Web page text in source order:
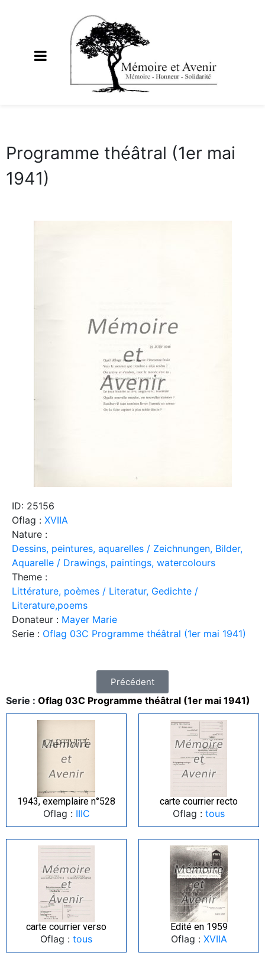
Programme théâtral (1er mai
1941)
ID: 25156
Oflag : XVIIA
Nature :
Dessins, peintures, aquarelles / Zeichnungen, Bilder,
Aquarelle / Drawings, paintings, watercolours
Theme :
Littérature, poèmes / Literatur, Gedichte /
Literature,poems
Donateur : Mayer Marie
Serie : Oflag 03C Programme théâtral (1er mai 1941)
Précédent
Serie : Oflag 03C Programme théâtral (1er mai 1941)
1943, exemplaire n°528
Oflag : IIIC
carte courrier recto
Oflag : tous
carte courrier verso
Oflag : tous
Edité en 1959
Oflag : XVIIA